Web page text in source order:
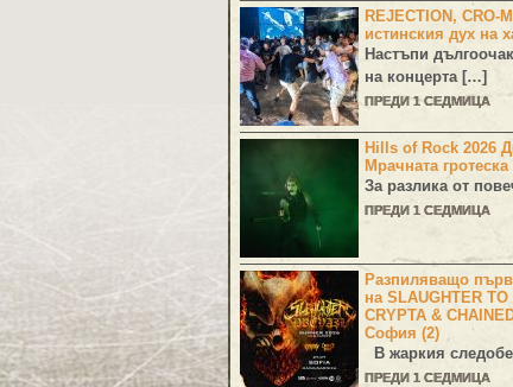
REJECTION, CRO-
истинския дух на
Настъпи
на концерта […]
ПРЕДИ 1 СЕДМИЦА
Hills of Rock 2026
Мрачната гротеска
За разлика от
ПРЕДИ 1 СЕДМИЦА
Разпиляващо
на SLAUGHTER TO
CRYPTA &
София (2)
В жаркия
ПРЕДИ 1 СЕДМИЦА